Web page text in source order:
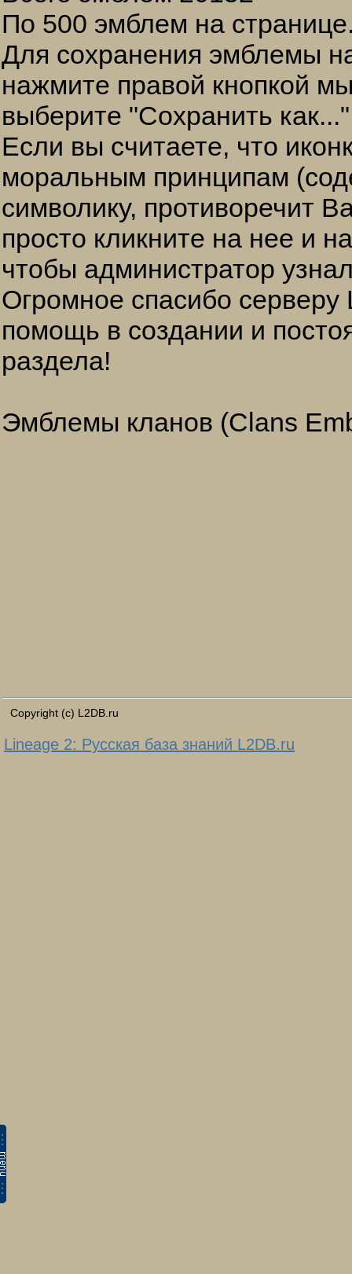
По 500 эмблем на
Для сохранения эмблемы
нажмите правой кнопкой
выберите "Сохранить
Если вы считаете, что
моральным принципам
символику, противоречит
просто кликните на нее и
чтобы администратор
Огромное спасибо серверу
помощь в создании и
раздела!
Эмблемы кланов (Clans
Copyright (c) L2DB.ru
Lineage 2: Русская база знаний L2DB.ru